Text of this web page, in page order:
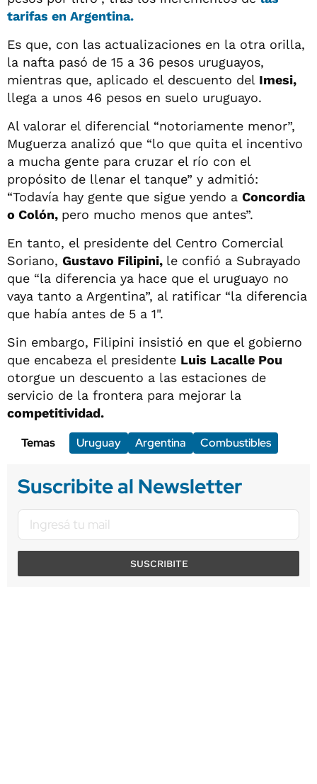
tarifas en Argentina.
Es que, con las actualizaciones en la otra orilla,
la nafta pasó de 15 a 36 pesos uruguayos,
mientras que, aplicado el descuento del Imesi,
llega a unos 46 pesos en suelo uruguayo.
Al valorar el diferencial “notoriamente menor”,
Muguerza analizó que “lo que quita el incentivo
a mucha gente para cruzar el río con el
propósito de llenar el tanque” y admitió:
“Todavía hay gente que sigue yendo a Concordia
o Colón, pero mucho menos que antes”.
En tanto, el presidente del Centro Comercial
Soriano, Gustavo Filipini, le confió a Subrayado
que “la diferencia ya hace que el uruguayo no
vaya tanto a Argentina”, al ratificar “la diferencia
que había antes de 5 a 1".
Sin embargo, Filipini insistió en que el gobierno
que encabeza el presidente Luis Lacalle Pou
otorgue un descuento a las estaciones de
servicio de la frontera para mejorar la
competitividad.
Temas
Uruguay Argentina Combustibles
Suscribite al Newsletter
SUSCRIBITE